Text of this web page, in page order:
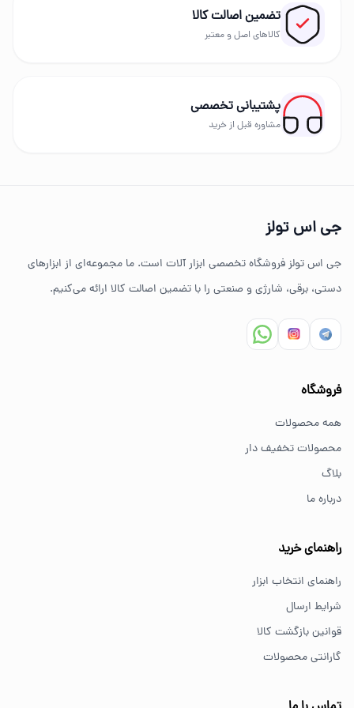
بهترین برندهای ابزار
برندهای حرفه‌ای عرضه می‌شود.
ضمانت اصالت کالا
مشاوره تخصصی خرید ابزار
برای کارهای خانگی معمولاً ابزارهای سبک مانند دریل شارژی،
از کجا ابزار اصل بخریم؟
تضمین اصالت کالا
کالاهای اصل و معتبر
پشتیبانی تخصصی
مشاوره قبل از خرید
جی اس تولز
جی اس تولز فروشگاه تخصصی ابزار آلات است. ما مجموعه‌ای از ابزارهای
دستی، برقی، شارژی و صنعتی را با تضمین اصالت کالا ارائه می‌کنیم.
فروشگاه
همه محصولات
محصولات تخفیف دار
بلاگ
درباره ما
راهنمای خرید
راهنمای انتخاب ابزار
شرایط ارسال
قوانین بازگشت کالا
گارانتی محصولات